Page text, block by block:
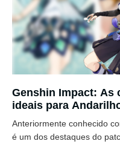
Genshin Impact: As
ideais para
Anteriormente conhecido
é um dos destaques do